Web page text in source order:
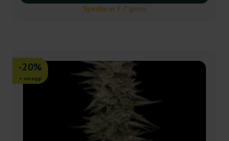
Spedito in 3-7 giorni
-20%
+ omaggi